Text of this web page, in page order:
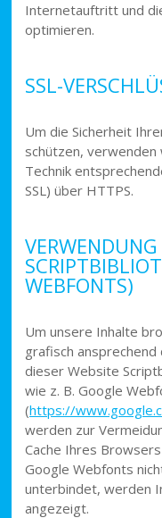
Internetauftritt und
optimieren.
SSL-
Um die Sicherheit
schützen,
Technik
SSL) über HTTPS.
WEBFONTS)
Um unsere Inhalte
grafisch
dieser Website
wie z. B. Google
(https://
werden zur
Cache Ihres
Google Webfonts
unterbindet, werden
angezeigt.